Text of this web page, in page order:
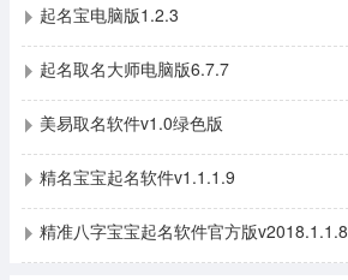
起名宝电脑版1.2.3
起名取名大师电脑版6.7.7
美易取名软件v1.0绿色版
精名宝宝起名软件v1.1.1.9
精准八字宝宝起名软件官方版v2018.1.1.8